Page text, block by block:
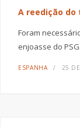
A reedição do
Foram
enjoasse do
ESPANHA 25